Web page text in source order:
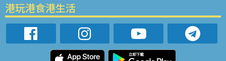
港玩港食港生活